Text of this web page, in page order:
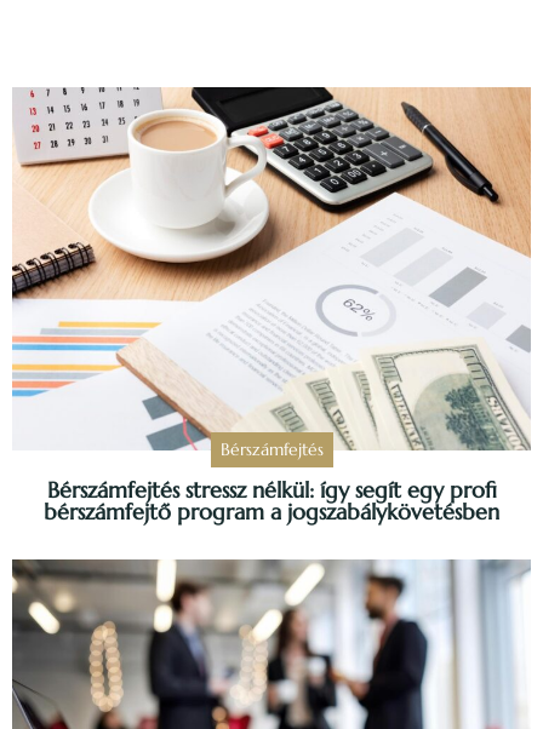
Bérszámfejtés
Bérszámfejtés stressz nélkül: így segít egy profi
bérszámfejtő program a jogszabálykövetésben